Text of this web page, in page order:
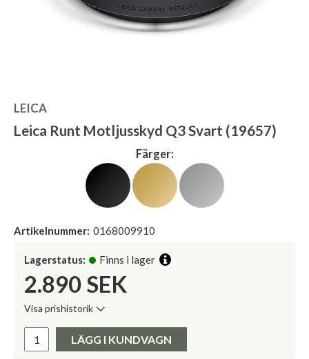
LEICA
Leica Runt Motljusskyd Q3 Svart (19657)
Färger:
Artikelnummer: 0168009910
Lagerstatus: Finns i lager
2.890 SEK
Visa prishistorik
Pris:
LÄGG I KUNDVAGN